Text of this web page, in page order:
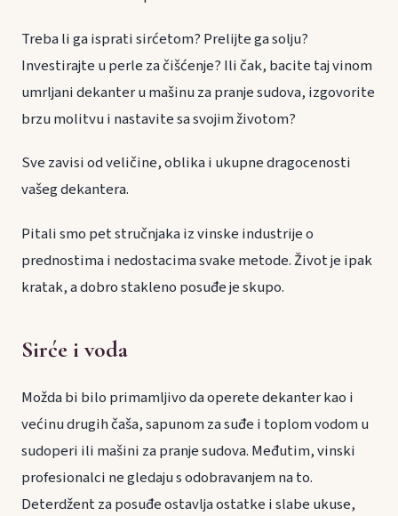
Treba li ga isprati sirćetom? Prelijte ga solju?
Investirajte u perle za čišćenje? Ili čak, bacite taj vinom
umrljani dekanter u mašinu za pranje sudova, izgovorite
brzu molitvu i nastavite sa svojim životom?
Sve zavisi od veličine, oblika i ukupne dragocenosti
vašeg dekantera.
Pitali smo pet stručnjaka iz vinske industrije o
prednostima i nedostacima svake metode. Život je ipak
kratak, a dobro stakleno posuđe je skupo.
Sirće i voda
Možda bi bilo primamljivo da operete dekanter kao i
većinu drugih čaša, sapunom za suđe i toplom vodom u
sudoperi ili mašini za pranje sudova. Međutim, vinski
profesionalci ne gledaju s odobravanjem na to.
Deterdžent za posuđe ostavlja ostatke i slabe ukuse,